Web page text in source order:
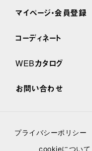
マイページ・会員登録
コーディネート
WEBカタログ
お問い合わせ
プライバシーポリシー
cookieについて